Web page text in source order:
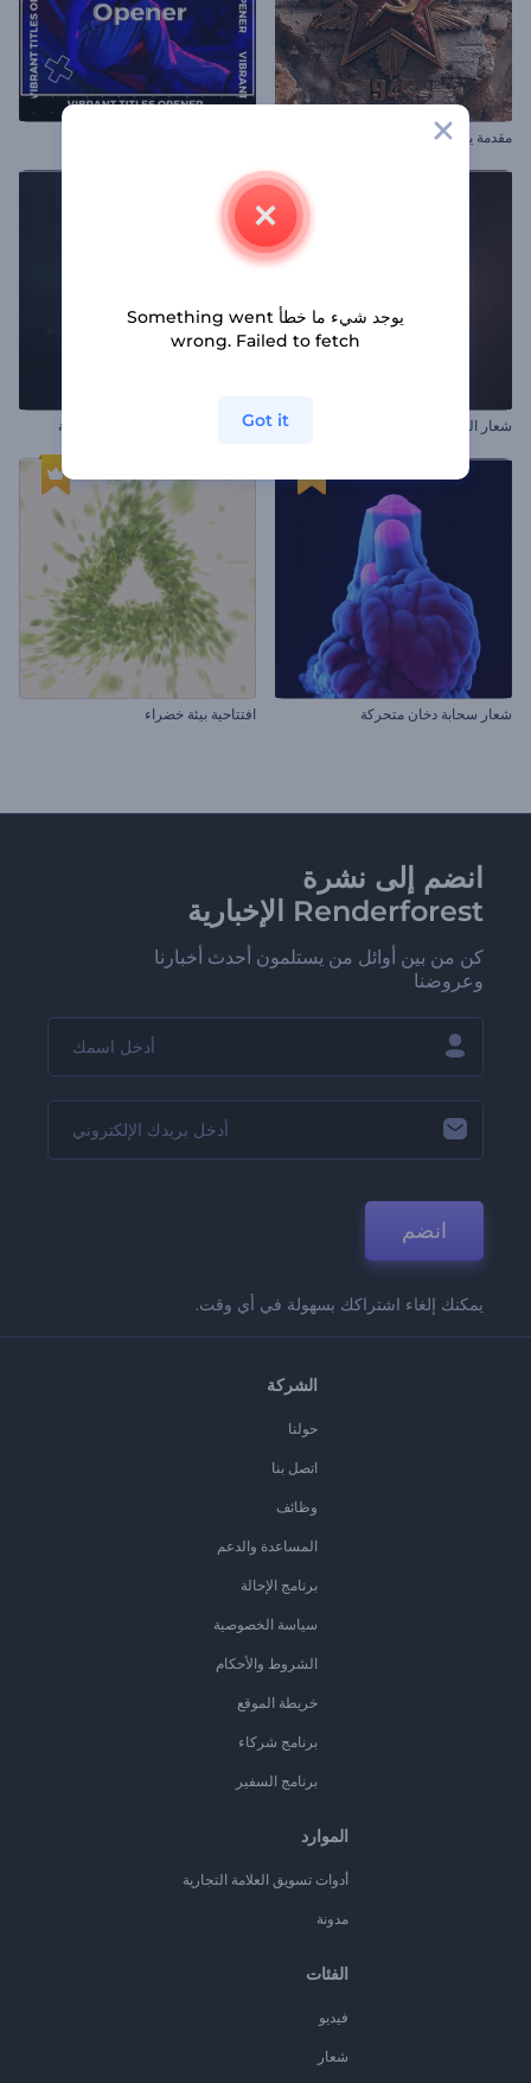
مقدمة يوم النصر – 9 مايو
شعار اللحام الملهم الكشف عن شعار العاصفة الغاضبة
شعار سحابة دخان متحركة افتتاحية بيئة خضراء
انضم إلى نشرة
Renderforest الإخبارية
كن من بين أوائل من يستلمون أحدث أخبارنا
وعروضنا
انضم
يمكنك إلغاء اشتراكك بسهولة في أي وقت.
الشركة
حولنا
اتصل بنا
وظائف
المساعدة والدعم
برنامج الإحالة
سياسة الخصوصية
الشروط والأحكام
خريطة الموقع
برنامج شركاء
برنامج السفير
الموارد
أدوات تسويق العلامة التجارية
مدونة
الفئات
فيديو
شعار
يوجد شيء ما خطأ Something went
wrong. Failed to fetch
Got it